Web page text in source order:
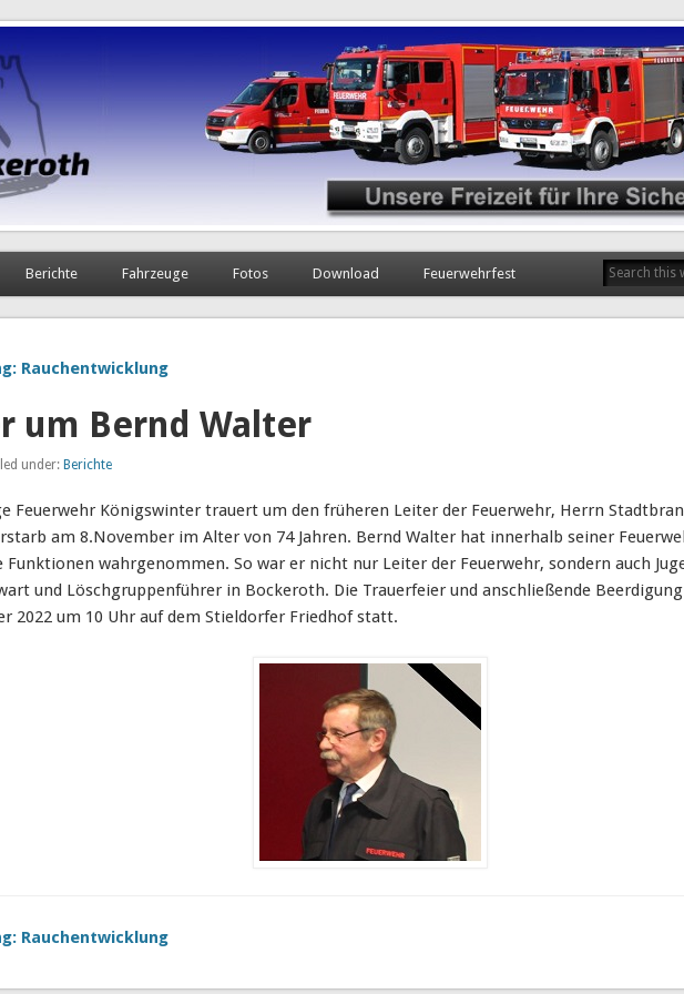
Berichte Fahrzeuge Fotos Download Feuerwehrfest
Rauchentwicklung
um Bernd Walter
under: Berichte
Feuerwehr Königswinter trauert um den früheren Leiter der Feuerwehr, Herrn
am 8.November im Alter von 74 Jahren. Bernd Walter hat innerhalb seiner
Funktionen wahrgenommen. So war er nicht nur Leiter der Feuerwehr, sondern auch
und Löschgruppenführer in Bockeroth. Die Trauerfeier und anschließende
2022 um 10 Uhr auf dem Stieldorfer Friedhof statt.
Rauchentwicklung